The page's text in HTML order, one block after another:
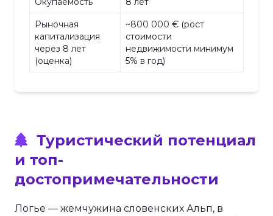
Рыночная
капитализация
через 8 лет
(оценка)
~800 000 € (рост
стоимости
недвижимости минимум
5% в год)
Туристический потенциал
и топ-
достопримечательности
Логье — жемчужина словенских Альп, в